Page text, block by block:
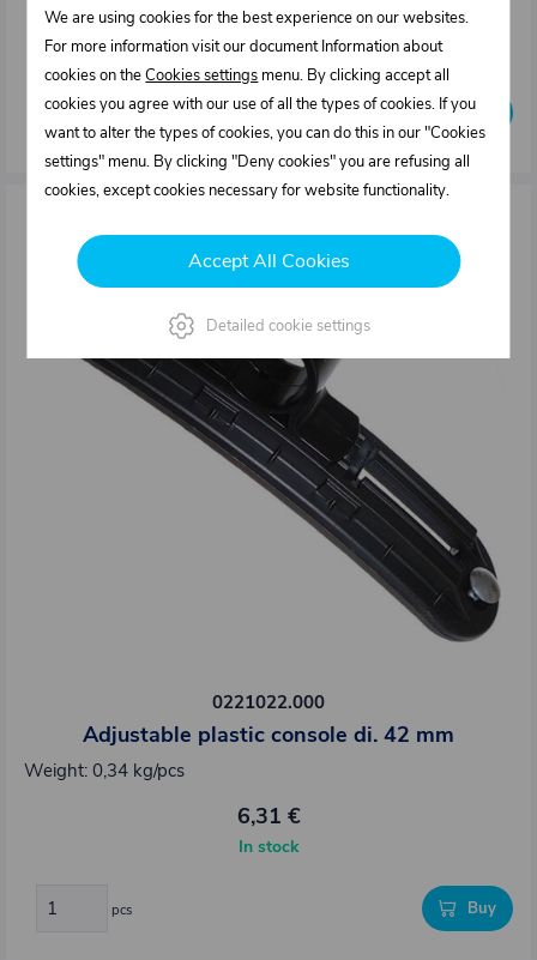
23,36 €
In stock
pcs Buy
0221022.000
Adjustable plastic console di. 42 mm
Weight: 0,34 kg/pcs
6,31 €
In stock
pcs Buy
We are using cookies for the best experience on our websites.
For more information visit our document Information about
cookies on theCookies settings menu. By clicking accept all
cookies you agree with our use of all the types of cookies. If you
want to alter the types of cookies, you can do this in our "Cookies
settings" menu. By clicking "Deny cookies" you are refusing all
cookies, except cookies necessary for website functionality.
Accept All Cookies
Detailed cookie settings